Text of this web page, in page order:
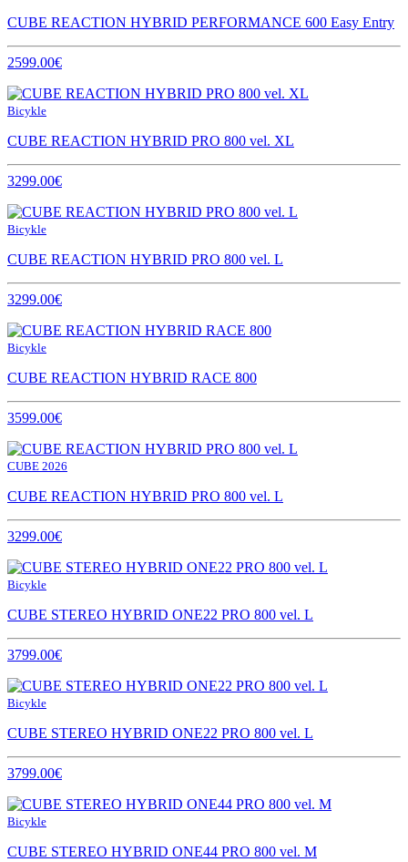
CUBE REACTION HYBRID PERFORMANCE 600 Easy Entry
2599.00€
Bicykle
CUBE REACTION HYBRID PRO 800 vel. XL
3299.00€
Bicykle
CUBE REACTION HYBRID PRO 800 vel. L
3299.00€
Bicykle
CUBE REACTION HYBRID RACE 800
3599.00€
CUBE 2026
CUBE REACTION HYBRID PRO 800 vel. L
3299.00€
Bicykle
CUBE STEREO HYBRID ONE22 PRO 800 vel. L
3799.00€
Bicykle
CUBE STEREO HYBRID ONE22 PRO 800 vel. L
3799.00€
Bicykle
CUBE STEREO HYBRID ONE44 PRO 800 vel. M